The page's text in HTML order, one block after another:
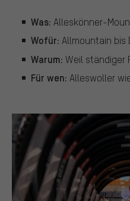
Was: Alleskönner-
Wofür: Allmountain bis
Warum: Weil ständiger
Für wen: Alleswoller